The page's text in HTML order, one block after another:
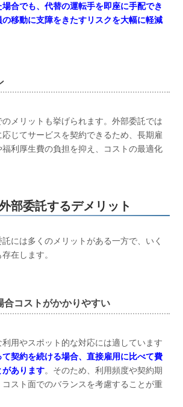
合でも、代替の運転手を即座に手配でき
移動に支障をきたすリスクを大幅に軽減
メリットも挙げられます。外部委託では
じてサービスを契約できるため、長期雇
利厚生費の負担を抑え、コストの最適化
部委託するデメリット
には多くのメリットがある一方で、いく
在します。
合コストがかかりやすい
用やスポット的な対応には適しています
契約を続ける場合、直接雇用に比べて費
があります。そのため、利用頻度や契約期
スト面でのバランスを考慮することが重